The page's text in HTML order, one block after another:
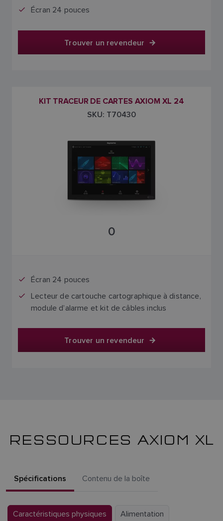
Écran 24 pouces
Trouver un revendeur
KIT TRACEUR DE CARTES AXIOM XL 24
SKU: T70430
0
Écran 24 pouces
Lecteur de cartouche cartographique à distance,
module d’alarme et kit de câbles inclus
Trouver un revendeur
RESSOURCES AXIOM XL
Spécifications Contenu de la boîte
Caractéristiques physiques Alimentation